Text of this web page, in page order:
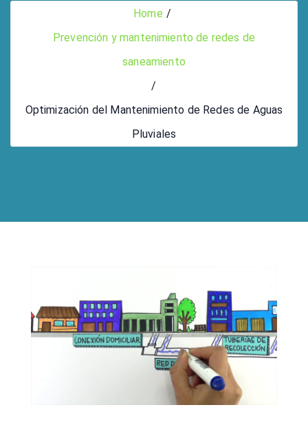
Home
Prevención y mantenimiento de redes de
saneamiento
Optimización del Mantenimiento de Redes de Aguas
Pluviales